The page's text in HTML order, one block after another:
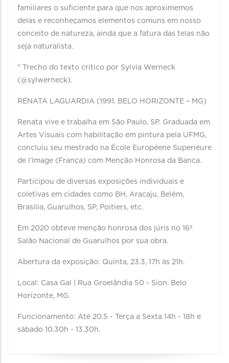
familiares o suficiente para que nos aproximemos
delas e reconheçamos elementos comuns em nosso
conceito de natureza, ainda que a fatura das telas não
seja naturalista.
" Trecho do texto crítico por Sylvia Werneck
(@sylwerneck).
RENATA LAGUARDIA (1991, BELO HORIZONTE – MG)
Renata vive e trabalha em São Paulo, SP. Graduada em
Artes Visuais com habilitação em pintura pela UFMG,
concluiu seu mestrado na École Européene Superiéure
de l’Image (França) com Menção Honrosa da Banca.
Participou de diversas exposições individuais e
coletivas em cidades como BH, Aracaju, Belém,
Brasília, Guarulhos, SP, Poitiers, etc.
Em 2020 obteve menção honrosa dos júris no 16º
Salão Nacional de Guarulhos por sua obra.
Abertura da exposição: Quinta, 23.3, 17h às 21h.
Local: Casa Gal | Rua Groelândia 50 - Sion. Belo
Horizonte, MG.
Funcionamento: Até 20.5 - Terça a Sexta 14h - 18h e
sábado 10.30h - 13.30h.